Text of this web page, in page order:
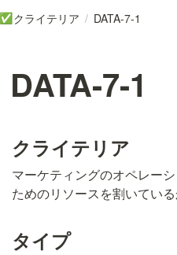
✅ クライテリア / DATA-7-1
DATA-7-1
クライテリア
マーケティングのオペレー
ためのリソースを割いている
タイプ